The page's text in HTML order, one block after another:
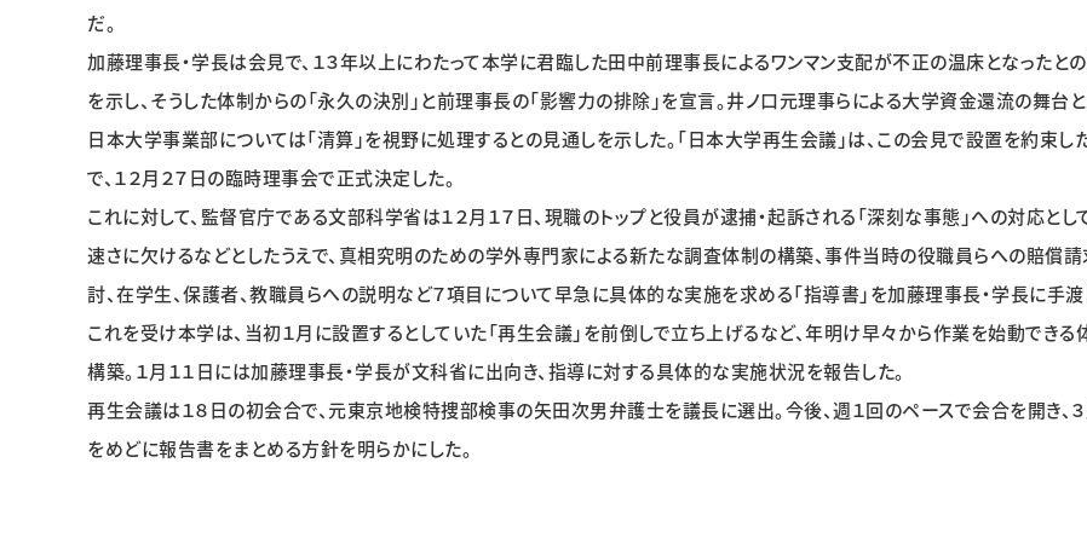
だ。
加藤理事長・学長は会見で、１３年以上にわたって本学に君臨した田中前理事長によるワンマン支配が不正の温床となったと
を示し、そうした体制からの「永久の決別」と前理事長の「影響力の排除」を宣言。井ノ口元理事らによる大学資金還流の舞台
日本大学事業部については「清算」を視野に処理するとの見通しを示した。「日本大学再生会議」は、この会見で設置を約束し
で、１２月２７日の臨時理事会で正式決定した。
これに対して、監督官庁である文部科学省は１２月１７日、現職のトップと役員が逮捕・起訴される「深刻な事態」への対応とし
速さに欠けるなどとしたうえで、真相究明のための学外専門家による新たな調査体制の構築、事件当時の役職員らへの賠償
討、在学生、保護者、教職員らへの説明など７項目について早急に具体的な実施を求める「指導書」を加藤理事長・学長に手渡
これを受け本学は、当初１月に設置するとしていた「再生会議」を前倒しで立ち上げるなど、年明け早々から作業を始動できる
構築。１月１１日には加藤理事長・学長が文科省に出向き、指導に対する具体的な実施状況を報告した。
再生会議は１８日の初会合で、元東京地検特捜部検事の矢田次男弁護士を議長に選出。今後、週１回のペースで会合を開き、
をめどに報告書をまとめる方針を明らかにした。